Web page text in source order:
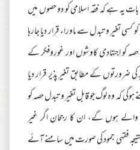
یہ ہے کہ فقہ اسلامی کو دو حصوں میں
کسی تغیر و تبدل سے ماوراء قرار دیا جارہا
کو اجتہادی کاوشوں اور غوروفکر کے
ضرورتوں کے مطابق تغیر پذیر قرار دیا
کہ وہ لوگ جو قابل تغیر و تبدل حصہ کو
ہوں گے، ان کا رجحان اگر غیر
نتیجہ فقہی جمود کی صورت میں سامنے آئے